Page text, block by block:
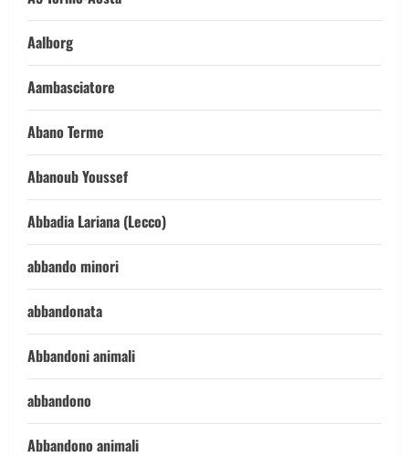
Aalborg
Aambasciatore
Abano Terme
Abanoub Youssef
Abbadia Lariana (Lecco)
abbando minori
abbandonata
Abbandoni animali
abbandono
Abbandono animali